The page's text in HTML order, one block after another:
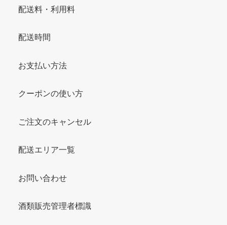
配送料・利用料
配送時間
お支払い方法
クーポンの使い方
ご注文のキャンセル
配送エリア一覧
お問い合わせ
酒類販売管理者標識